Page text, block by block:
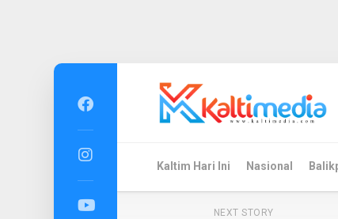
Kaltim Hari Ini Nasional
NEXT STORY